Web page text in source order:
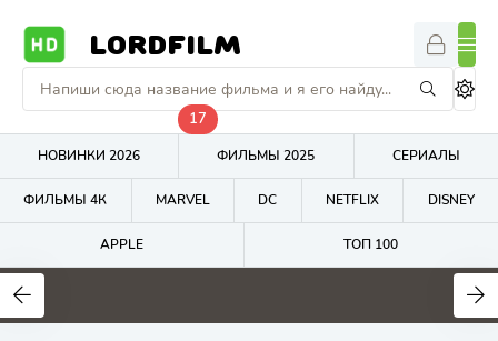
LORDFILM
НОВИНКИ 2026
17
ФИЛЬМЫ 2025 СЕРИАЛЫ
ФИЛЬМЫ 4К MARVEL DC NETFLIX DISNEY
APPLE ТОП 100
0